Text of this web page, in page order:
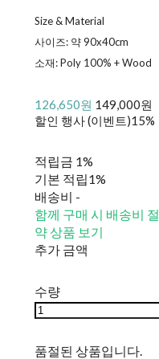
Size & Material
사이즈: 약 90x40cm
소재: Poly 100% + Wood
126,650원 149,000원
할인 행사 (이벤트)15%
적립금 1%
기본 적립1%
배송비 -
함께 구매 시 배송비 절
약 상품 보기
추가 금액
수량
품절된 상품입니다.